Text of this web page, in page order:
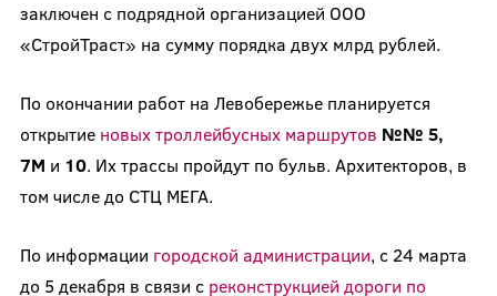
заключен с подрядной организацией ООО
«СтройТраст» на сумму порядка двух млрд рублей.
По окончании работ на Левобережье планируется
открытие новых троллейбусных маршрутов №№ 5,
7М и 10. Их трассы пройдут по бульв. Архитекторов, в
том числе до СТЦ МЕГА.
По информации городской администрации, с 24 марта
до 5 декабря в связи с реконструкцией дороги по